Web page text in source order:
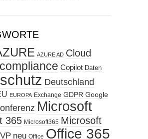
AZURE AD Cloud
compliance Copilot Daten
Deutschland
EUROPA Exchange GDPR Google
Microsoft
365 Microsoft365 Microsoft
neu Office Office 365